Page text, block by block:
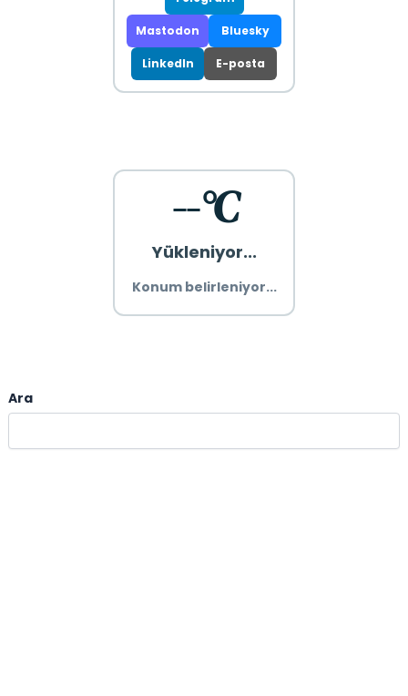
Mastodon Bluesky
LinkedIn E-posta
--°C
Yükleniyor...
Konum belirleniyor...
Ara